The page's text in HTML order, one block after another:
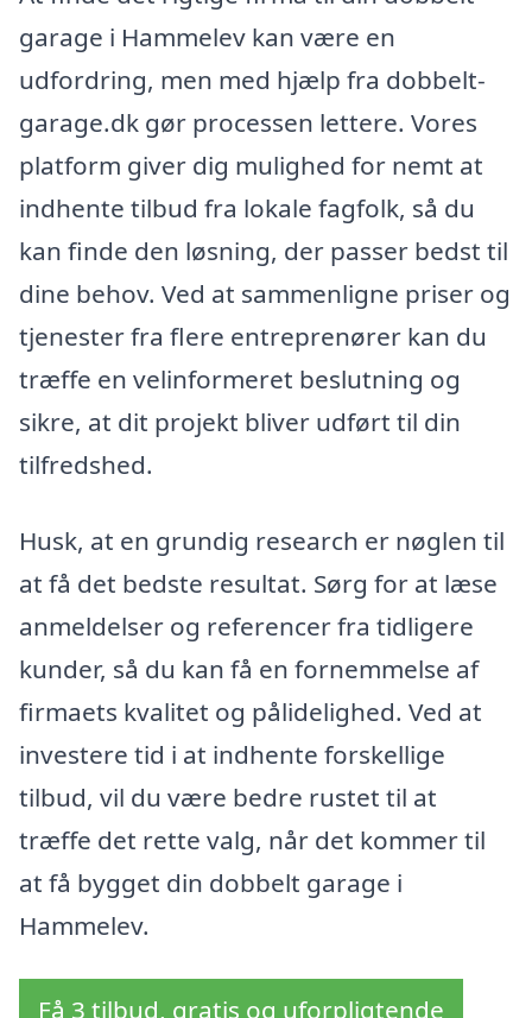
garage i Hammelev kan være en
udfordring, men med hjælp fra dobbelt-
garage.dk gør processen lettere. Vores
platform giver dig mulighed for nemt at
indhente tilbud fra lokale fagfolk, så du
kan finde den løsning, der passer bedst til
dine behov. Ved at sammenligne priser og
tjenester fra flere entreprenører kan du
træffe en velinformeret beslutning og
sikre, at dit projekt bliver udført til din
tilfredshed.
Husk, at en grundig research er nøglen til
at få det bedste resultat. Sørg for at læse
anmeldelser og referencer fra tidligere
kunder, så du kan få en fornemmelse af
firmaets kvalitet og pålidelighed. Ved at
investere tid i at indhente forskellige
tilbud, vil du være bedre rustet til at
træffe det rette valg, når det kommer til
at få bygget din dobbelt garage i
Hammelev.
Få 3 tilbud, gratis og uforpligtende